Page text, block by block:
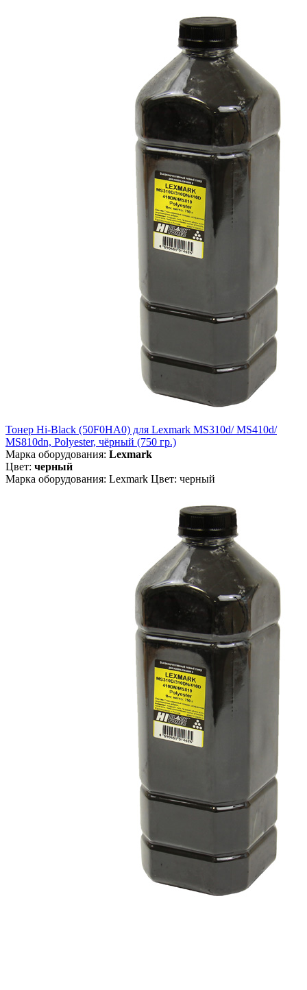
Тонер Hi-Black (50F0HA0) для Lexmark MS310d/ MS410d/
MS810dn, Polyester, чёрный (750 гр.)
Марка оборудования: Lexmark
Цвет: черный
Марка оборудования: Lexmark Цвет: черный